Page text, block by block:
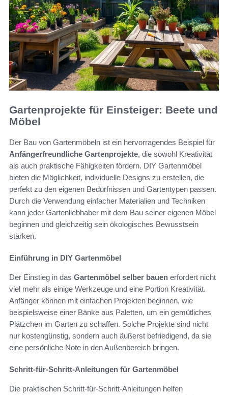
Gartenprojekte für Einsteiger: Beete und
Möbel
Der Bau von Gartenmöbeln ist ein hervorragendes Beispiel für
Anfängerfreundliche Gartenprojekte, die sowohl Kreativität
als auch praktische Fähigkeiten fördern. DIY Gartenmöbel
bieten die Möglichkeit, individuelle Designs zu erstellen, die
perfekt zu den eigenen Bedürfnissen und Gartentypen passen.
Durch die Verwendung einfacher Materialien und Techniken
kann jeder Gartenliebhaber mit dem Bau seiner eigenen Möbel
beginnen und gleichzeitig sein ökologisches Bewusstsein
stärken.
Einführung in DIY Gartenmöbel
Der Einstieg in das Gartenmöbel selber bauen erfordert nicht
viel mehr als einige Werkzeuge und eine Portion Kreativität.
Anfänger können mit einfachen Projekten beginnen, wie
beispielsweise einer Bänke aus Paletten, um ein gemütliches
Plätzchen im Garten zu schaffen. Solche Projekte sind nicht
nur kostengünstig, sondern auch äußerst befriedigend, da sie
eine persönliche Note in den Außenbereich bringen.
Schritt-für-Schritt-Anleitungen für Gartenmöbel
Die praktischen Schritt-für-Schritt-Anleitungen helfen